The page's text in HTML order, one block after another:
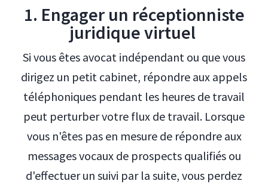
1. Engager un réceptionniste
juridique virtuel
Si vous êtes avocat indépendant ou que vous
dirigez un petit cabinet, répondre aux appels
téléphoniques pendant les heures de travail
peut perturber votre flux de travail. Lorsque
vous n'êtes pas en mesure de répondre aux
messages vocaux de prospects qualifiés ou
d'effectuer un suivi par la suite, vous perdez